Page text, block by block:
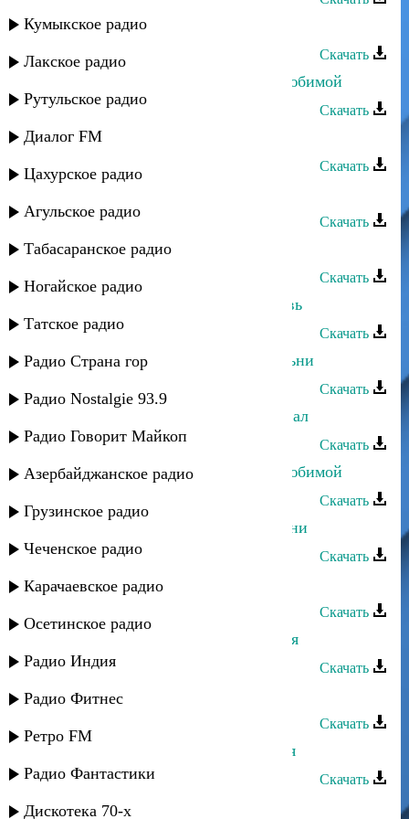
Кумыкское радио
Лакское радио
Рутульское радио
Диалог FM
Цахурское радио
Агульское радио
Табасаранское радио
Ногайское радио
Татское радио
Радио Страна гор
Радио Nostalgie 93.9
Радио Говорит Майкоп
Азербайджанское радио
Грузинское радио
Чеченское радио
Карачаевское радио
Осетинское радио
Радио Индия
Радио Фитнес
Ретро FM
Радио Фантастики
Дискотека 70-х
Камила Мурсалова - Лезгинка
Скачать
Камила Мурсалова - Буду твоей любимой
Скачать
Камила Мурсалова - Обманщик
Скачать
Скачать
Камила Мурсалова - Танец орлов
Скачать
Камила Мурсалова - Первая любовь
Скачать
Камила Мурсалова - Мехъерин маьни
Скачать
Камила Мурсалова - Сифте кIанивал
Скачать
Камила Мурсалова - Буду твоей любимой
Скачать
Камила Мурсалова - Мекъерин мани
Скачать
Эльдар Далгатов - Ищу тебя
Скачать
Азнаур и Зарина Тилидзе - Без тебя
Скачать
Ариф Мамедалиев - Для тебя
Скачать
Рустам Мулдаров - Не хватает тебя
Скачать
Камила Мамедова - Лезгинка